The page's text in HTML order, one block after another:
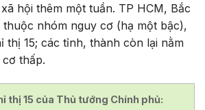
hội thêm một tuần. TP HCM, Bắc
thuộc nhóm nguy cơ (hạ một bậc),
thị 15; các tỉnh, thành còn lại nằm
thấp.
thị 15 của Thủ tướng Chính phủ: